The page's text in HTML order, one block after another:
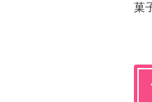
菓